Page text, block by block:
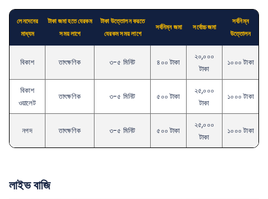
লেনদেনের
মাধ্যম
টাকা জমা হতে যেরকম
সময় লাগে
টাকা উত্তোলন করতে
যেরকম সময় লাগে
সর্বনিম্ন জমা সর্বোচ্চ জমা
সর্বনিম্ন
উত্তোলন
বিকাশ তাৎক্ষণিক ৩-৫ মিনিট ৪০০ টাকা
২০,০০০
টাকা
১০০০ টাকা
বিকাশ
ওয়ালেট
তাৎক্ষণিক ৩-৫ মিনিট ৫০০ টাকা
২৫,০০০
টাকা
১০০০ টাকা
নগদ তাৎক্ষণিক ৩-৫ মিনিট ৫০০ টাকা
২৫,০০০
টাকা
১০০০ টাকা
লাইভ বাজি